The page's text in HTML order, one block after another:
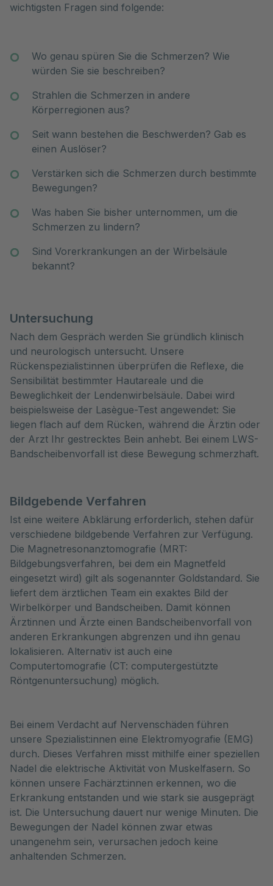
wichtigsten Fragen sind folgende:
Wo genau spüren Sie die Schmerzen? Wie
würden Sie sie beschreiben?
Strahlen die Schmerzen in andere
Körperregionen aus?
Seit wann bestehen die Beschwerden? Gab es
einen Auslöser?
Verstärken sich die Schmerzen durch bestimmte
Bewegungen?
Was haben Sie bisher unternommen, um die
Schmerzen zu lindern?
Sind Vorerkrankungen an der Wirbelsäule
bekannt?
Untersuchung
Nach dem Gespräch werden Sie gründlich klinisch
und neurologisch untersucht. Unsere
Rückenspezialist:innen überprüfen die Reflexe, die
Sensibilität bestimmter Hautareale und die
Beweglichkeit der Lendenwirbelsäule. Dabei wird
beispielsweise der Lasègue-Test angewendet: Sie
liegen flach auf dem Rücken, während die Ärztin oder
der Arzt Ihr gestrecktes Bein anhebt. Bei einem LWS-
Bandscheibenvorfall ist diese Bewegung schmerzhaft.
Bildgebende Verfahren
Ist eine weitere Abklärung erforderlich, stehen dafür
verschiedene bildgebende Verfahren zur Verfügung.
Die Magnetresonanztomografie (MRT:
Bildgebungsverfahren, bei dem ein Magnetfeld
eingesetzt wird) gilt als sogenannter Goldstandard. Sie
liefert dem ärztlichen Team ein exaktes Bild der
Wirbelkörper und Bandscheiben. Damit können
Ärztinnen und Ärzte einen Bandscheibenvorfall von
anderen Erkrankungen abgrenzen und ihn genau
lokalisieren. Alternativ ist auch eine
Computertomografie (CT: computergestützte
Röntgenuntersuchung) möglich.
Bei einem Verdacht auf Nervenschäden führen
unsere Spezialist:innen eine Elektromyografie (EMG)
durch. Dieses Verfahren misst mithilfe einer speziellen
Nadel die elektrische Aktivität von Muskelfasern. So
können unsere Fachärzt:innen erkennen, wo die
Erkrankung entstanden und wie stark sie ausgeprägt
ist. Die Untersuchung dauert nur wenige Minuten. Die
Bewegungen der Nadel können zwar etwas
unangenehm sein, verursachen jedoch keine
anhaltenden Schmerzen.